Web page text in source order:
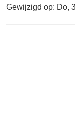
Gewijzigd op: Do,